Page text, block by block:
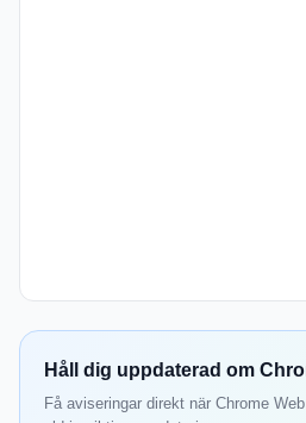
Håll dig uppdaterad om
Få aviseringar direkt när Chrome